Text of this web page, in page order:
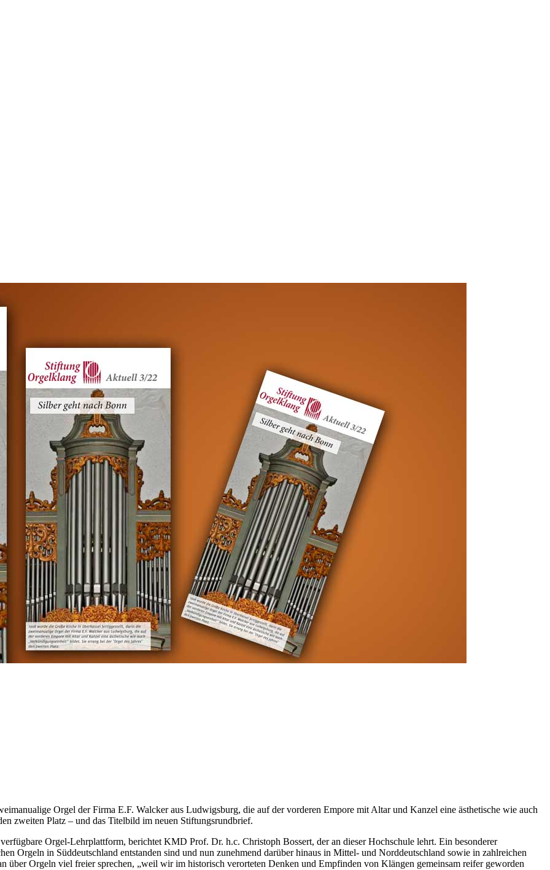
Orgel der Firma E.F. Walcker aus Ludwigsburg, die auf der vorderen Empore mit Altar und Kanzel eine ästhetische wie auch
zweiten Platz – und das Titelbild im neuen Stiftungsrundbrief.
Orgel-Lehrplattform, berichtet KMD Prof. Dr. h.c. Christoph Bossert, der an dieser Hochschule lehrt. Ein besonderer
Orgeln in Süddeutschland entstanden sind und nun zunehmend darüber hinaus in Mittel- und Norddeutschland sowie in zahlreichen
über Orgeln viel freier sprechen, „weil wir im historisch verorteten Denken und Empfinden von Klängen gemeinsam reifer geworden